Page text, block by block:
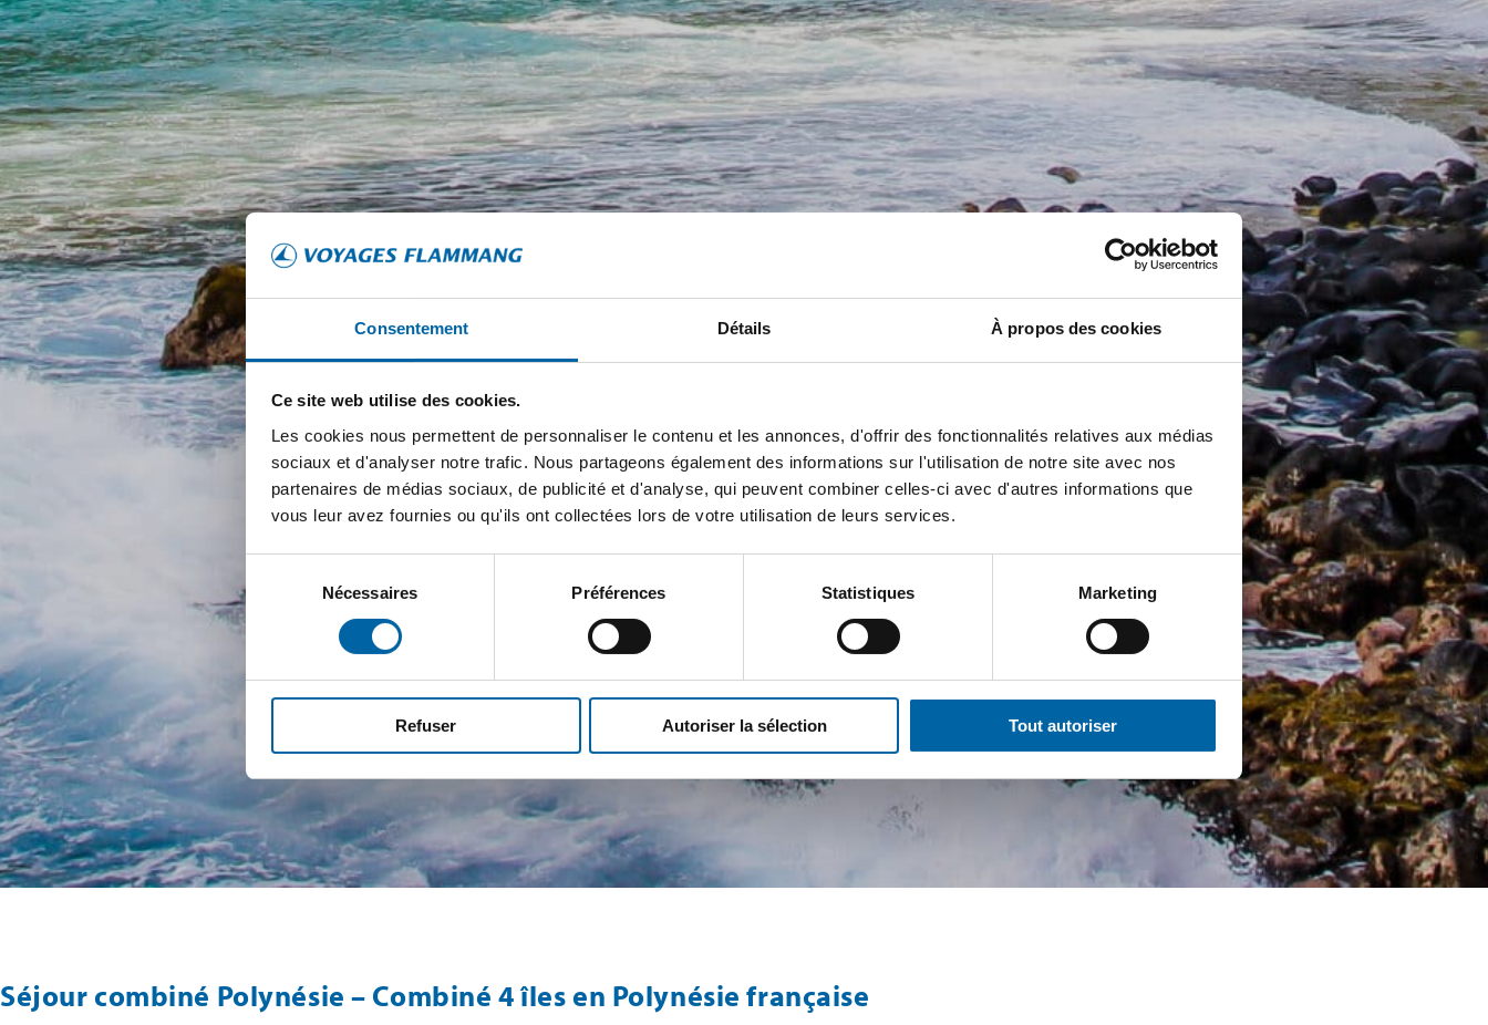
Consentement Détails À propos des cookies
Ce site web utilise des cookies.
Les cookies nous permettent de personnaliser le contenu et les annonces, d'offrir des fonctionnalités relatives aux médias
sociaux et d'analyser notre trafic. Nous partageons également des informations sur l'utilisation de notre site avec nos
partenaires de médias sociaux, de publicité et d'analyse, qui peuvent combiner celles-ci avec d'autres informations que
vous leur avez fournies ou qu'ils ont collectées lors de votre utilisation de leurs services.
du
consentement
Nécessaires Préférences Statistiques Marketing
Refuser Autoriser la sélection Tout autoriser
Séjour combiné Polynésie – Combiné 4 îles en Polynésie française